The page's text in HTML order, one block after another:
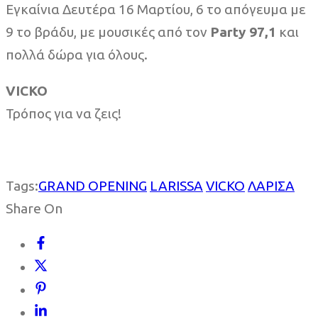
Εγκαίνια Δευτέρα 16 Μαρτίου, 6 το απόγευμα με
9 το βράδυ, με μουσικές από τον Party 97,1 και
πολλά δώρα για όλους.
VICKO
Τρόπος για να ζεις!
Tags:GRAND OPENING LARISSA VICKO ΛΑΡΙΣΑ
Share On